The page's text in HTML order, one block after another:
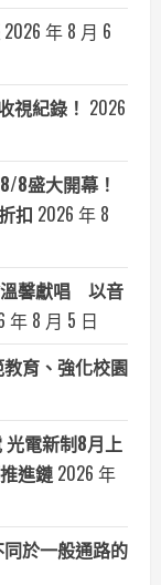
2026 年 8 月 6
視紀錄！ 2026
8盛大開幕！
扣 2026 年 8
溫馨獻唱 以音
年 8 月 5 日
育、強化校園
光電新制8月上
進鏈 2026 年
於一般通路的